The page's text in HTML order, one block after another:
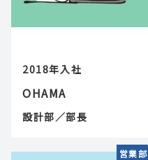
2018年入社
OHAMA
設計部／部長
営業部